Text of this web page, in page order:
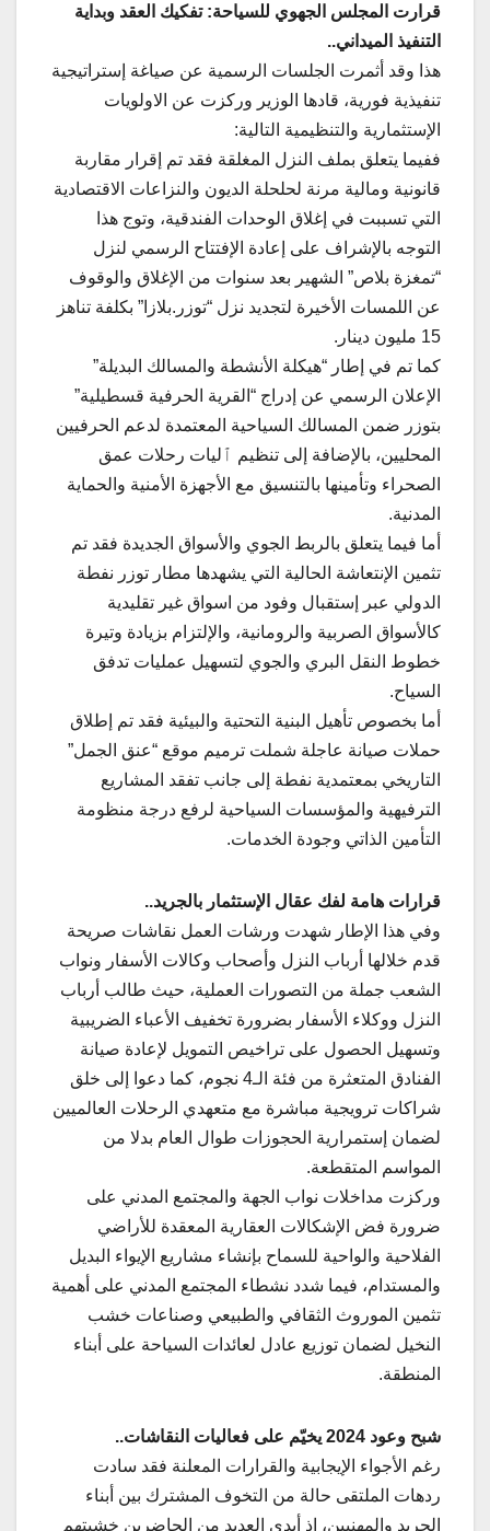
قرارت المجلس الجهوي للسياحة: تفكيك العقد وبداية
التنفيذ الميداني..
هذا وقد أثمرت الجلسات الرسمية عن صياغة إستراتيجية
تنفيذية فورية، قادها الوزير وركزت عن الاولويات
الإستثمارية والتنظيمية التالية:
ففيما يتعلق بملف النزل المغلقة فقد تم إقرار مقاربة
قانونية ومالية مرنة لحلحلة الديون والنزاعات الاقتصادية
التي تسببت في إغلاق الوحدات الفندقية، وتوج هذا
التوجه بالإشراف على إعادة الإفتتاح الرسمي لنزل
“تمغزة بلاص” الشهير بعد سنوات من الإغلاق والوقوف
عن اللمسات الأخيرة لتجديد نزل “توزر.بلازا” بكلفة تناهز
15 مليون دينار.
كما تم في إطار “هيكلة الأنشطة والمسالك البديلة”
الإعلان الرسمي عن إدراج “القرية الحرفية قسطيلية”
بتوزر ضمن المسالك السياحية المعتمدة لدعم الحرفيين
المحليين، بالإضافة إلى تنظيم ٱليات رحلات عمق
الصحراء وتأمينها بالتنسيق مع الأجهزة الأمنية والحماية
المدنية.
أما فيما يتعلق بالربط الجوي والأسواق الجديدة فقد تم
تثمين الإنتعاشة الحالية التي يشهدها مطار توزر نفطة
الدولي عبر إستقبال وفود من اسواق غير تقليدية
كالأسواق الصربية والرومانية، والإلتزام بزيادة وتيرة
خطوط النقل البري والجوي لتسهيل عمليات تدفق
السياح.
أما بخصوص تأهيل البنية التحتية والبيئية فقد تم إطلاق
حملات صيانة عاجلة شملت ترميم موقع “عنق الجمل”
التاريخي بمعتمدية نفطة إلى جانب تفقد المشاريع
الترفيهية والمؤسسات السياحية لرفع درجة منظومة
التأمين الذاتي وجودة الخدمات.
قرارات هامة لفك عقال الإستثمار بالجريد..
وفي هذا الإطار شهدت ورشات العمل نقاشات صريحة
قدم خلالها أرباب النزل وأصحاب وكالات الأسفار ونواب
الشعب جملة من التصورات العملية، حيث طالب أرباب
النزل ووكلاء الأسفار بضرورة تخفيف الأعباء الضريبية
وتسهيل الحصول على تراخيص التمويل لإعادة صيانة
الفنادق المتعثرة من فئة الـ4 نجوم، كما دعوا إلى خلق
شراكات ترويجية مباشرة مع متعهدي الرحلات العالميين
لضمان إستمرارية الحجوزات طوال العام بدلا من
المواسم المتقطعة.
وركزت مداخلات نواب الجهة والمجتمع المدني على
ضرورة فض الإشكالات العقارية المعقدة للأراضي
الفلاحية والواحية للسماح بإنشاء مشاريع الإيواء البديل
والمستدام، فيما شدد نشطاء المجتمع المدني على أهمية
تثمين الموروث الثقافي والطبيعي وصناعات خشب
النخيل لضمان توزيع عادل لعائدات السياحة على أبناء
المنطقة.
شبح وعود 2024 يخيّم على فعاليات النقاشات..
رغم الأجواء الإيجابية والقرارات المعلنة فقد سادت
ردهات الملتقى حالة من التخوف المشترك بين أبناء
الجريد والمهنيين، إذ أبدى العديد من الحاضرين خشيتهم